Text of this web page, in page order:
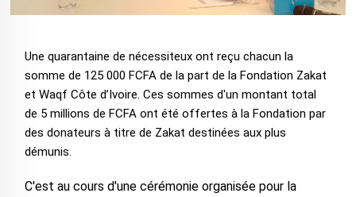
Une quarantaine de nécessiteux ont reçu chacun la
somme de 125 000 FCFA de la part de la Fondation Zakat
et Waqf Côte d’Ivoire. Ces sommes d'un montant total
de 5 millions de FCFA ont été offertes à la Fondation par
des donateurs à titre de Zakat destinées aux plus
démunis.
C'est au cours d'une cérémonie organisée pour la